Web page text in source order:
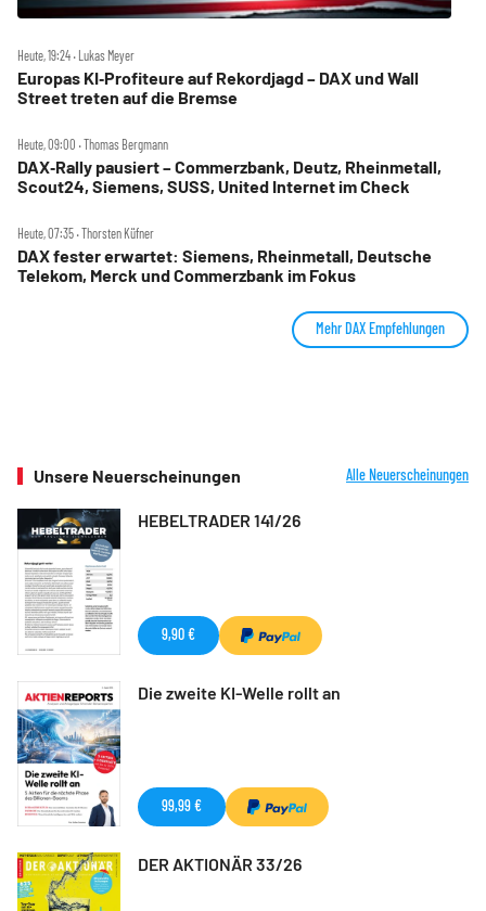
Heute, 19:24 ‧ Lukas Meyer
Europas KI‑Profiteure auf Rekordjagd – DAX und Wall
Street treten auf die Bremse
Heute, 09:00 ‧ Thomas Bergmann
DAX‑Rally pausiert – Commerzbank, Deutz, Rheinmetall,
Scout24, Siemens, SUSS, United Internet im Check
Heute, 07:35 ‧ Thorsten Küfner
DAX fester erwartet: Siemens, Rheinmetall, Deutsche
Telekom, Merck und Commerzbank im Fokus
Mehr DAX Empfehlungen
Unsere Neuerscheinungen Alle Neuerscheinungen
HEBELTRADER 141/26
9,90 €
Die zweite KI-Welle rollt an
99,99 €
DER AKTIONÄR 33/26